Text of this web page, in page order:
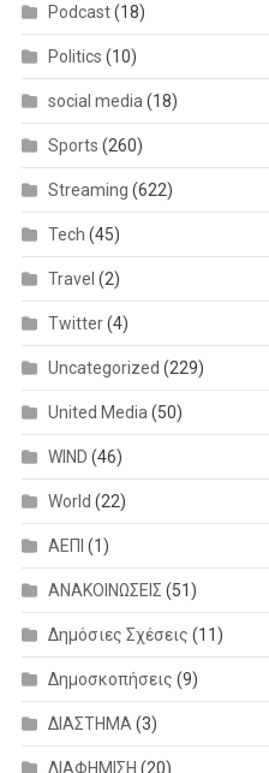
Podcast(18)
Politics (10)
social media (18)
Sports (260)
Streaming (622)
Tech (45)
Travel (2)
Twitter(4)
Uncategorized (229)
United Media (50)
WIND (46)
World (22)
ΑΕΠΙ (1)
ΑΝΑΚΟΙΝΩΣΕΙΣ (51)
Δημόσιες Σχέσεις (11)
Δημοσκοπήσεις (9)
ΔΙΑΣΤΗΜΑ (3)
ΔΙΑΦΗΜΙΣΗ (20)